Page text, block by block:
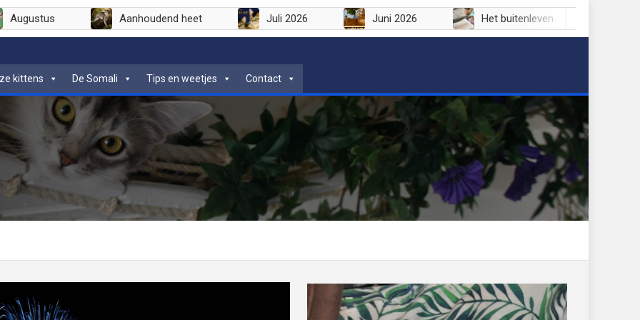
Augustus Aanhoudend heet Juli 2026 Juni 2026 Het buitenleven
kittens De Somali Tips en weetjes Contact